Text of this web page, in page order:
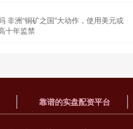
非洲“铜矿之国”大动作，使用美元或
十年监禁
靠谱的实盘配资平台